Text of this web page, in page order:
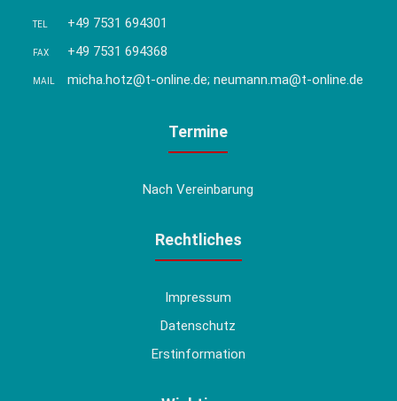
TEL +49 7531 694301
FAX +49 7531 694368
MAIL micha.hotz@t-online.de; neumann.ma@t-online.de
Termine
Nach Vereinbarung
Rechtliches
Impressum
Datenschutz
Erstinformation